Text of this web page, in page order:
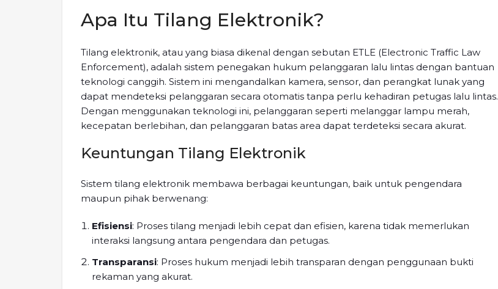
Apa Itu Tilang Elektronik?
Tilang elektronik, atau yang biasa dikenal dengan sebutan ETLE (Electronic Traffic Law
Enforcement), adalah sistem penegakan hukum pelanggaran lalu lintas dengan bantuan
teknologi canggih. Sistem ini mengandalkan kamera, sensor, dan perangkat lunak yang
dapat mendeteksi pelanggaran secara otomatis tanpa perlu kehadiran petugas lalu lintas.
Dengan menggunakan teknologi ini, pelanggaran seperti melanggar lampu merah,
kecepatan berlebihan, dan pelanggaran batas area dapat terdeteksi secara akurat.
Keuntungan Tilang Elektronik
Sistem tilang elektronik membawa berbagai keuntungan, baik untuk pengendara
maupun pihak berwenang:
Efisiensi: Proses tilang menjadi lebih cepat dan efisien, karena tidak memerlukan
interaksi langsung antara pengendara dan petugas.
Transparansi: Proses hukum menjadi lebih transparan dengan penggunaan bukti
rekaman yang akurat.